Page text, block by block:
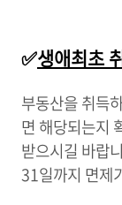
✅생애최초
부동산을 취득
면 해당되는지
받으시길 바랍
31일까지 면제